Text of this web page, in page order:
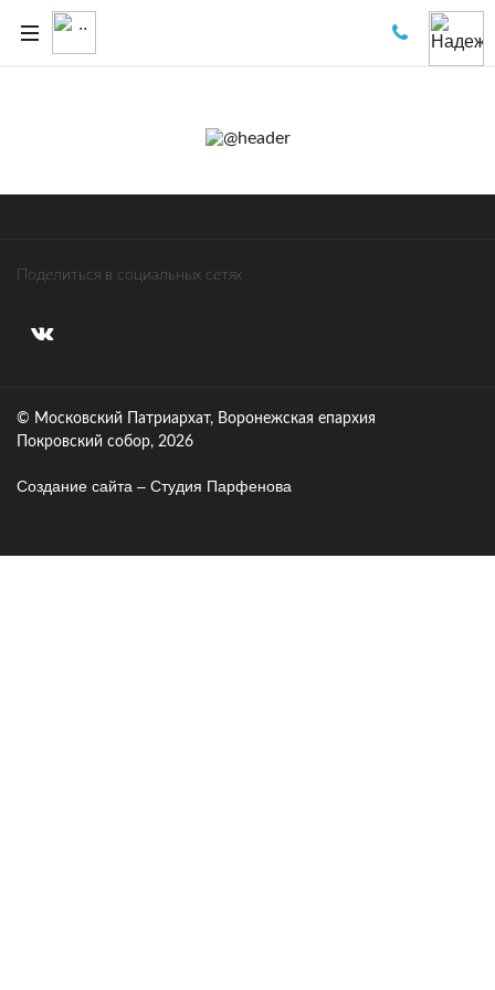
Поделиться в социальных сетях
© Московский Патриархат, Воронежcкая епархия
Покровский собор, 2026
Создание сайта – Cтудия Парфенова